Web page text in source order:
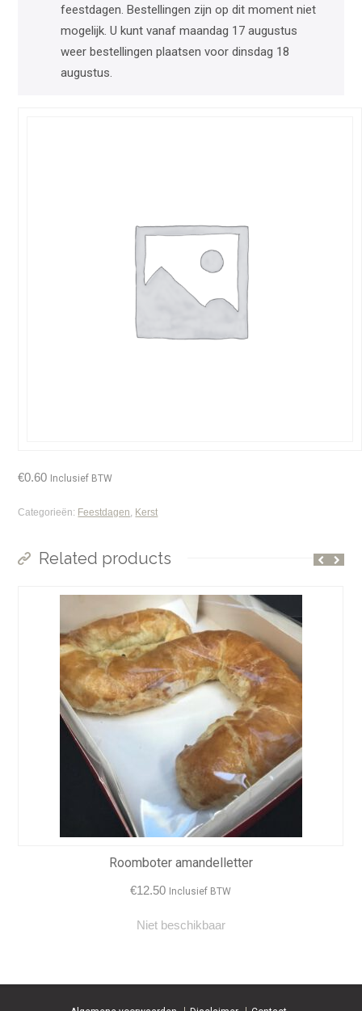
feestdagen. Bestellingen zijn op dit moment niet
mogelijk. U kunt vanaf maandag 17 augustus
weer bestellingen plaatsen voor dinsdag 18
augustus.
€0.60 Inclusief BTW
Categorieën: Feestdagen, Kerst
Related products
Roomboter amandelletter
€12.50 Inclusief BTW
Niet beschikbaar